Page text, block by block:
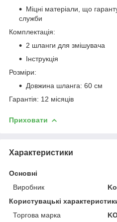
Міцні матеріали, що
служби
Комплектація:
2 шланги для змішувача
Інструкція
Розміри:
Довжина шланга: 60 см
Гарантія: 12 місяців
Приховати
Характеристики
Основні
Виробник
Користувацькі
Торгова марка